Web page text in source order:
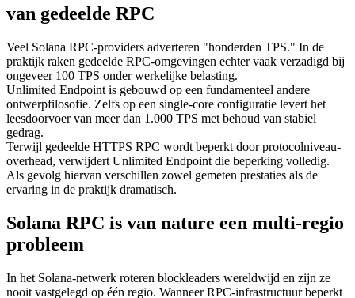
van gedeelde RPC
Veel Solana RPC-providers adverteren "honderden TPS." In de
praktijk raken gedeelde RPC-omgevingen echter vaak verzadigd bij
ongeveer 100 TPS onder werkelijke belasting.
Unlimited Endpoint is gebouwd op een fundamenteel andere
ontwerpfilosofie. Zelfs op een single-core configuratie levert het
leesdoorvoer van meer dan 1.000 TPS met behoud van stabiel
gedrag.
Terwijl gedeelde HTTPS RPC wordt beperkt door protocolniveau-
overhead, verwijdert Unlimited Endpoint die beperking volledig.
Als gevolg hiervan verschillen zowel gemeten prestaties als de
ervaring in de praktijk dramatisch.
Solana RPC is van nature een multi-regio
probleem
In het Solana-netwerk roteren blockleaders wereldwijd en zijn ze
nooit vastgelegd op één regio. Wanneer RPC-infrastructuur beperkt